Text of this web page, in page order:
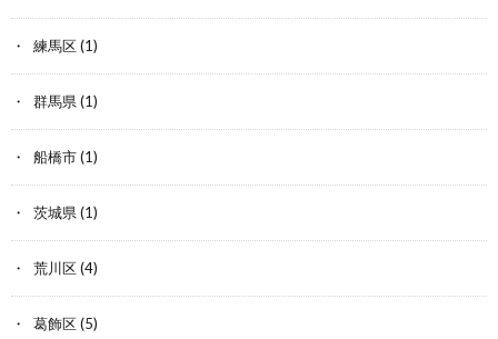
練馬区(1)
群馬県(1)
船橋市(1)
茨城県(1)
荒川区(4)
葛飾区(5)